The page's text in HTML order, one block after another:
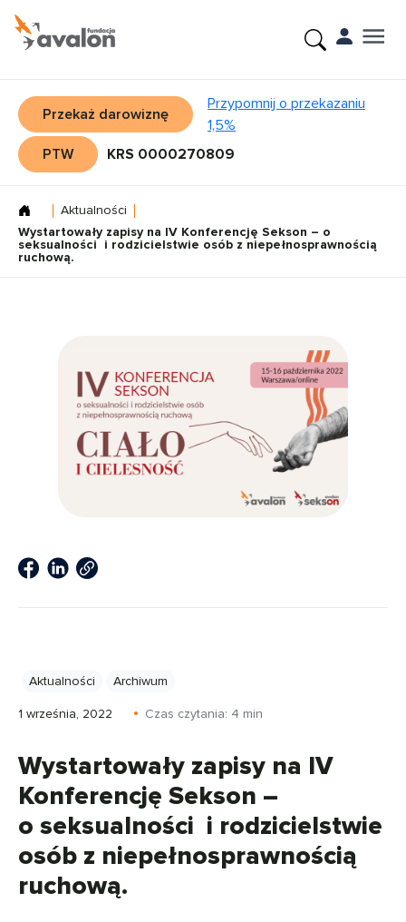
Przekaż darowiznę
Przypomnij o przekazaniu
1,5%
PTW
KRS 0000270809
Aktualności
Wystartowały zapisy na IV Konferencję Sekson – o
seksualności i rodzicielstwie osób z niepełnosprawnością
ruchową.
Aktualności Archiwum
1 września, 2022 Czas czytania: 4 min
Wystartowały zapisy na IV
Konferencję Sekson –
o seksualności i rodzicielstwie
osób z niepełnosprawnością
ruchową.